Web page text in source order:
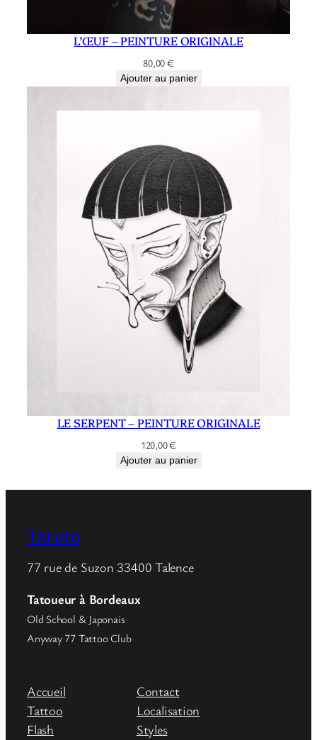
L’ŒUF – PEINTURE ORIGINALE
80,00€
Ajouter au panier
LE SERPENT – PEINTURE ORIGINALE
120,00€
Ajouter au panier
Tatuto
77 rue de Suzon 33400 Talence
Tatoueur à Bordeaux
Old School & Japonais
Anyway 77 Tattoo Club
Accueil
Tattoo
Flash
Contact
Localisation
Styles